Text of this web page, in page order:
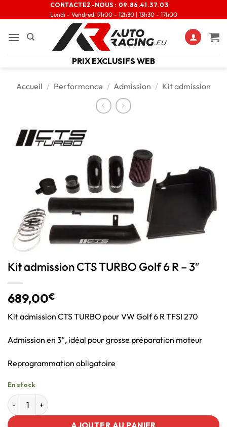
CONTACTEZ-NOUS : 09.86.41.37.03
Lundi - Vendredi 9h00 - 12h30 | 13h30 - 17h00
PRIX EXCLUSIFS WEB
Accueil / Performance / Admission / Kit admission
Kit admission CTS TURBO Golf 6 R – 3″
689,00€
Kit admission CTS TURBO pour VW Golf 6 R TFSI 270
Admission en 3″, idéal pour grosse préparation moteur
Reprogrammation obligatoire
En stock
AJOUTER AU PANIER